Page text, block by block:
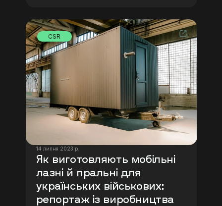
CSR
14 липня 2023 р.
Як виготовляють мобільні
лазні й пральні для
українських військових:
репортаж із виробництва